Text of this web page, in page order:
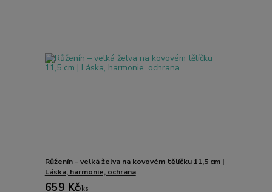
Růženín – velká želva na kovovém tělíčku 11,5 cm |
Láska, harmonie, ochrana
659 Kč/ks